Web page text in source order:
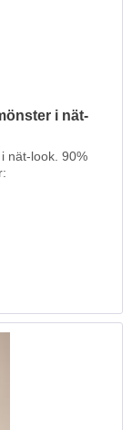
i nät-
nät-look. 90%